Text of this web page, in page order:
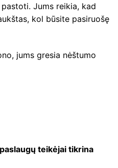
Jums reikia, kad
kol būsite pasiruošę
jums gresia nėštumo
teikėjai tikrina